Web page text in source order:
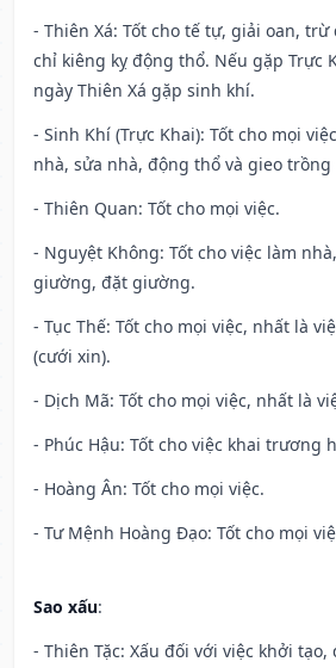
- Thiên Xá: Tốt cho tế tự, giải oan, trừ
chỉ kiêng kỵ động thổ. Nếu gặp Trực
ngày Thiên Xá gặp sinh khí.
- Sinh Khí (Trực Khai): Tốt cho mọi
nhà, sửa nhà, động thổ và gieo trồng
- Thiên Quan: Tốt cho mọi việc.
- Nguyệt Không: Tốt cho việc làm
giường, đặt giường.
- Tục Thế: Tốt cho mọi việc, nhất là
(cưới xin).
- Dịch Mã: Tốt cho mọi việc, nhất là
- Phúc Hậu: Tốt cho việc khai trương
- Hoàng Ân: Tốt cho mọi việc.
- Tư Mệnh Hoàng Đạo: Tốt cho mọi
Sao xấu:
- Thiên Tặc: Xấu đối với việc khởi